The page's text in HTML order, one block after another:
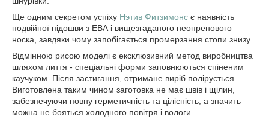
Ще одним секретом успіху Нэтив Фитзимонс є наявність
подвійної підошви з ЕВА і вищезгаданого неопренового
носка, завдяки чому запобігається промерзання стопи знизу.
Відмінною рисою моделі є ексклюзивний метод виробництва
шляхом лиття - спеціальні форми заповнюються спіненим
каучуком. Після застигання, отримане виріб полірується.
Виготовлена таким чином заготовка не має швів і щілин,
забезпечуючи повну герметичність та цілісність, а значить
можна не бояться холодного повітря і вологи.